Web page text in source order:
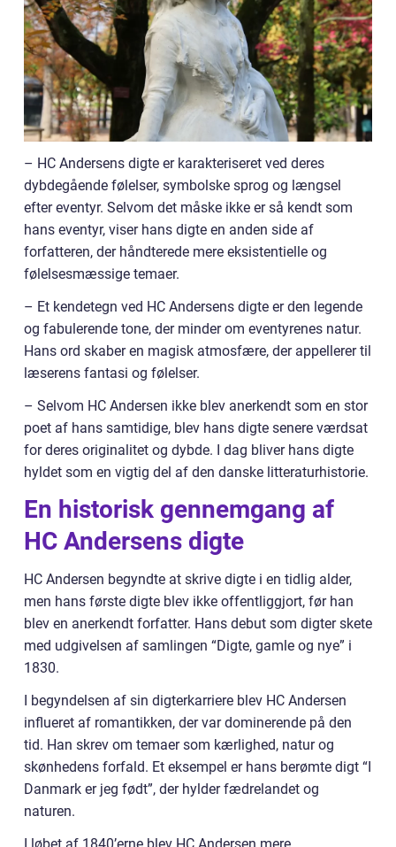
– HC Andersens digte er karakteriseret ved deres
dybdegående følelser, symbolske sprog og længsel
efter eventyr. Selvom det måske ikke er så kendt som
hans eventyr, viser hans digte en anden side af
forfatteren, der håndterede mere eksistentielle og
følelsesmæssige temaer.
– Et kendetegn ved HC Andersens digte er den legende
og fabulerende tone, der minder om eventyrenes natur.
Hans ord skaber en magisk atmosfære, der appellerer til
læserens fantasi og følelser.
– Selvom HC Andersen ikke blev anerkendt som en stor
poet af hans samtidige, blev hans digte senere værdsat
for deres originalitet og dybde. I dag bliver hans digte
hyldet som en vigtig del af den danske litteraturhistorie.
En historisk gennemgang af
HC Andersens digte
HC Andersen begyndte at skrive digte i en tidlig alder,
men hans første digte blev ikke offentliggjort, før han
blev en anerkendt forfatter. Hans debut som digter skete
med udgivelsen af samlingen “Digte, gamle og nye” i
1830.
I begyndelsen af sin digterkarriere blev HC Andersen
influeret af romantikken, der var dominerende på den
tid. Han skrev om temaer som kærlighed, natur og
skønhedens forfald. Et eksempel er hans berømte digt “I
Danmark er jeg født”, der hylder fædrelandet og
naturen.